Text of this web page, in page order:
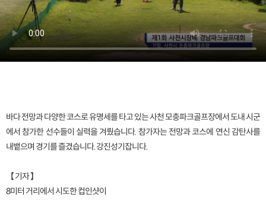
바다 전망과 다양한 코스로 유명세를 타고 있는 사천 모충파크골프장에서 도내 시군
에서 참가한 선수들이 실력을 겨뤘습니다. 참가자는 전망과 코스에 연신 감탄사를
내뱉으며 경기를 즐겼습니다. 강진성기잡니다.
【 기자 】
8미터 거리에서 시도한 컵인샷이